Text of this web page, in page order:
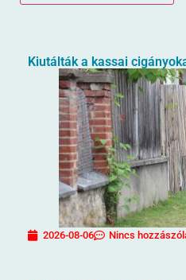
Kiutálták a kassai
2026-08-06 Nincs